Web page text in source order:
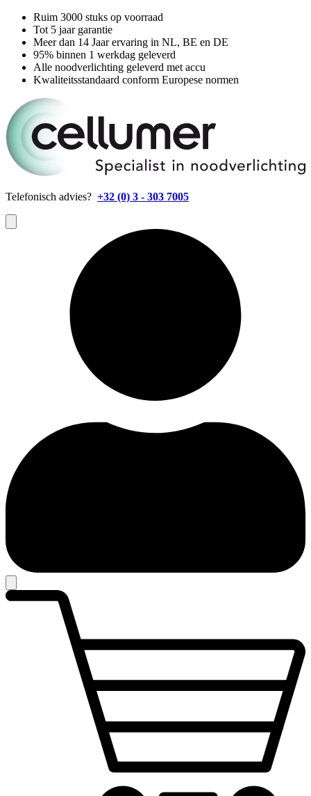
Ruim 3000 stuks op voorraad
Tot 5 jaar garantie
Meer dan 14 Jaar ervaring in NL, BE en DE
95% binnen 1 werkdag geleverd
Alle noodverlichting geleverd met accu
Kwaliteitsstandaard conform Europese normen
Telefonisch advies? +32 (0) 3 - 303 7005